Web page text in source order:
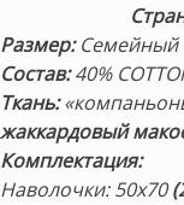
Размер:Семейный
Состав:40%
Ткань:
жаккардовый
Комплектация:
Наволочки: 50х70